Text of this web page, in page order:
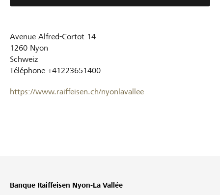
Avenue Alfred-Cortot 14
1260 Nyon
Schweiz
Téléphone +41223651400
https://www.raiffeisen.ch/nyonlavallee
Banque Raiffeisen Nyon-La Vallée